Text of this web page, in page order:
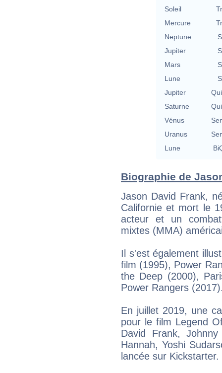
Soleil
Mercure
Neptune
Jupiter
Mars
Lune
Jupiter
Saturne
Vénus
Uranus
Lune
Biographie de
Jason David Frank,
Californie et mort le
acteur et un
mixtes (MMA)
Il s'est également
film (1995), Power
the Deep (2000),
Power Rangers
En juillet 2019, une
pour le film Legend
David Frank,
Hannah, Yoshi
lancée sur Kickstarter.